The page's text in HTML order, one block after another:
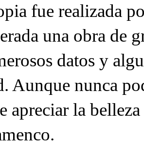
fue realizada
una obra de
datos y
Aunque nunca
apreciar la